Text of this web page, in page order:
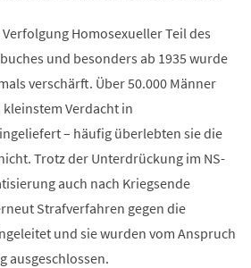
Homosexueller Teil des
und besonders ab 1935 wurde
verschärft. Über 50.000 Männer
Verdacht in
– häufig überlebten sie die
Trotz der Unterdrückung im NS-
auch nach Kriegsende
Strafverfahren gegen die
und sie wurden vom Anspruch
ausgeschlossen.